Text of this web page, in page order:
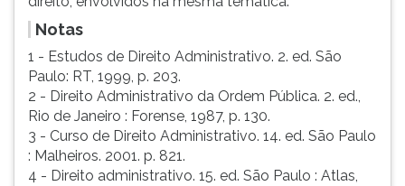
Notas
1 - Estudos de Direito Administrativo. 2. ed. São
Paulo: RT, 1999, p. 203.
2 - Direito Administrativo da Ordem Pública. 2. ed.,
Rio de Janeiro : Forense, 1987, p. 130.
3 - Curso de Direito Administrativo. 14. ed. São Paulo
: Malheiros. 2001. p. 821.
4 - Direito administrativo. 15. ed. São Paulo : Atlas,